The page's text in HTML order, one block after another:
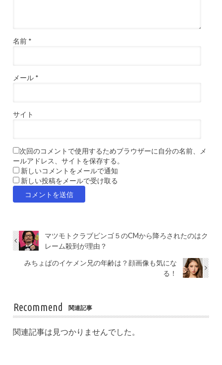
名前 *
メール *
サイト
次回のコメントで使用するためブラウザーに自分の名前、メ
ールアドレス、サイトを保存する。
新しいコメントをメールで通知
新しい投稿をメールで受け取る
マツモトクラブビンゴ５のCMから降ろされたのはク
レーム殺到が理由？
みちょぱのイケメン兄の年齢は？顔画像も気にな
る！
Recommend 関連記事
関連記事は見つかりませんでした。